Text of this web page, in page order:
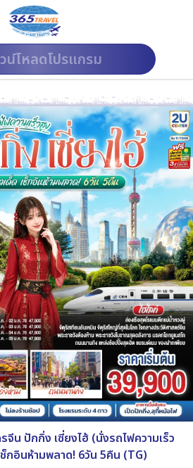
น์โหลดโปรแกรม
น ปักกิ่ง เซี่ยงไฮ้ (นั่งรถไฟความเร็ว
กอินห้ามพลาด! 6วัน 5คืน (TG)